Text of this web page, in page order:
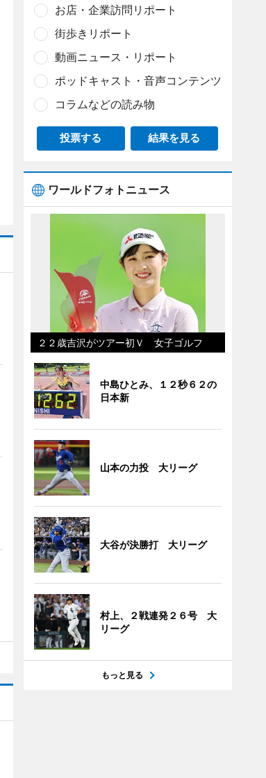
お店・企業訪問リポート
街歩きリポート
動画ニュース・リポート
ポッドキャスト・音声コンテンツ
コラムなどの読み物
投票する 結果を見る
ワールドフォトニュース
２２歳吉沢がツアー初Ｖ 女子ゴルフ
中島ひとみ、１２秒６２の
日本新
山本の力投 大リーグ
大谷が決勝打 大リーグ
村上、２戦連発２６号 大
リーグ
もっと見る